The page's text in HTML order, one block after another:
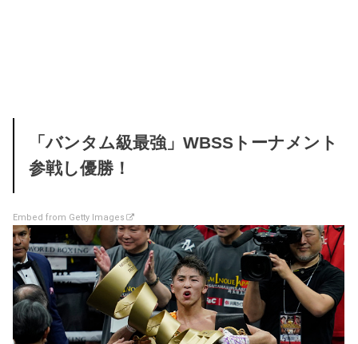
「バンタム級最強」WBSSトーナメント
参戦し優勝！
Embed from Getty Images